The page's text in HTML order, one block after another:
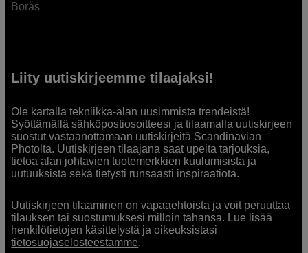
Borås
Liity uutiskirjeemme tilaajaksi!
Ole kartalla tekniikka-alan uusimmista trendeistä!
Syöttämällä sähköpostiosoitteesi ja tilaamalla uutiskirjeen
suostut vastaanottamaan uutiskirjeitä Scandinavian
Photolta. Uutiskirjeen tilaajana saat upeita tarjouksia,
tietoa alan johtavien tuotemerkkien kuulumisista ja
uutuuksista sekä tietysti runsaasti inspiraatiota.
Uutiskirjeen tilaaminen on vapaaehtoista ja voit peruuttaa
tilauksen tai suostumuksesi milloin tahansa. Lue lisää
henkilötietojen käsittelystä ja oikeuksistasi
tietosuojaselosteestamme.